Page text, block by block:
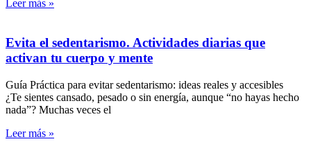
Leer más »
Evita el sedentarismo. Actividades diarias que
activan tu cuerpo y mente
Guía Práctica para evitar sedentarismo: ideas reales y accesibles
¿Te sientes cansado, pesado o sin energía, aunque “no hayas hecho
nada”? Muchas veces el
Leer más »